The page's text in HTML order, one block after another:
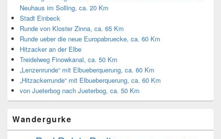
Neuhaus im Solling, ca. 20 Km
Stadt Einbeck
Runde von Kloster Zinna, ca. 65 Km
Runde ueber die neue Europabruecke, ca. 60 Km
Hitzacker an der Elbe
Treidelweg Finowkanal, ca. 50 Km
„Lenzenrunde“ mit Elbueberquerung, ca. 60 Km
„Hitzackerrunde“ mit Elbueberquerung, ca. 60 Km
von Jueterbog nach Jueterbog, ca. 50 Km
Wandergurke